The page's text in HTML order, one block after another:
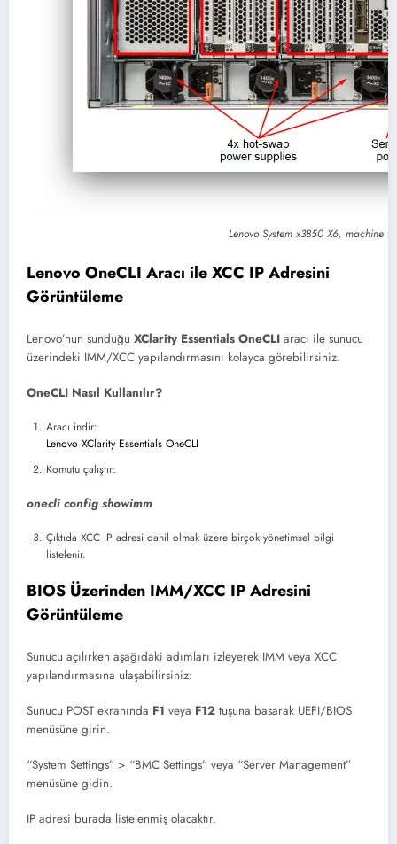
Lenovo System x3850 X6, machine
Lenovo OneCLI Aracı ile XCC IP Adresini
Görüntüleme
Lenovo’nun sunduğu XClarity Essentials OneCLI aracı ile sunucu
üzerindeki IMM/XCC yapılandırmasını kolayca görebilirsiniz.
OneCLI Nasıl Kullanılır?
Aracı indir:
Lenovo XClarity Essentials OneCLI
Komutu çalıştır:
onecli config showimm
Çıktıda XCC IP adresi dahil olmak üzere birçok yönetimsel bilgi
listelenir.
BIOS Üzerinden IMM/XCC IP Adresini
Görüntüleme
Sunucu açılırken aşağıdaki adımları izleyerek IMM veya XCC
yapılandırmasına ulaşabilirsiniz:
Sunucu POST ekranında F1 veya F12 tuşuna basarak UEFI/BIOS
menüsüne girin.
“System Settings” > “BMC Settings” veya “Server Management”
menüsüne gidin.
IP adresi burada listelenmiş olacaktır.